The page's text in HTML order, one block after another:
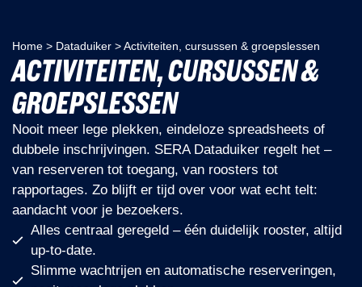
Home > Dataduiker >Activiteiten, cursussen & groepslessen
ACTIVITEITEN, CURSUSSEN &
GROEPSLESSEN
Nooit meer lege plekken, eindeloze spreadsheets of
dubbele inschrijvingen. SERA Dataduiker regelt het –
van reserveren tot toegang, van roosters tot
rapportages. Zo blijft er tijd over voor wat echt telt:
aandacht voor je bezoekers.
Alles centraal geregeld – één duidelijk rooster, altijd
up-to-date.
Slimme wachtrijen en automatische reserveringen,